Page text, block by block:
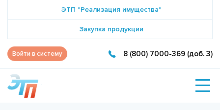
ЭТП "Реализация имущества"
Закупка продукции
Войти в систему 8 (800) 7000-369 (доб. 3)